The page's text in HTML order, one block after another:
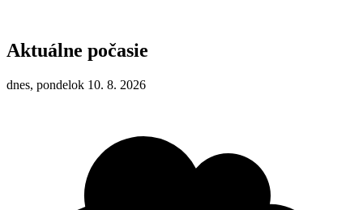
Aktuálne počasie
dnes, pondelok 10. 8. 2026